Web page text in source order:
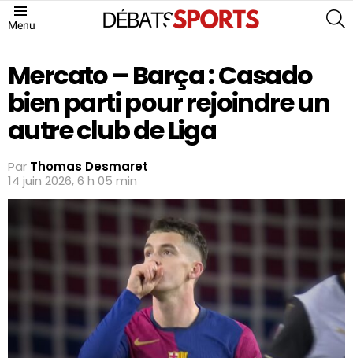
Menu
Mercato – Barça : Casado
bien parti pour rejoindre un
autre club de Liga
Par Thomas Desmaret
14 juin 2026, 6 h 05 min